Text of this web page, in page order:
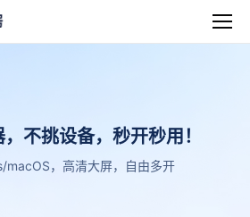
不挑设备，秒开秒用！
macOS，高清大屏，自由多开